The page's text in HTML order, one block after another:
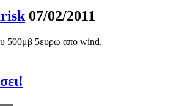
07/02/2011
500μβ 5ευρω απο wind.